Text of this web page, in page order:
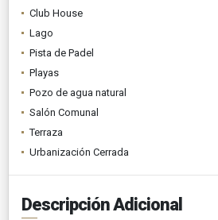
Club House
Lago
Pista de Padel
Playas
Pozo de agua natural
Salón Comunal
Terraza
Urbanización Cerrada
Descripción Adicional